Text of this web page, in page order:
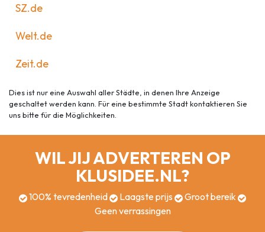
SZ.de
Welt.de
Zeit.de
Dies ist nur eine Auswahl aller Städte, in denen Ihre Anzeige
geschaltet werden kann. Für eine bestimmte Stadt kontaktieren Sie
uns bitte für die Möglichkeiten.
WIL JIJ ADVERTEREN OP
KLUSIDEE.NL?
100% tevredenheid Laagste prijs
Groot bereik
Geen verrassingen